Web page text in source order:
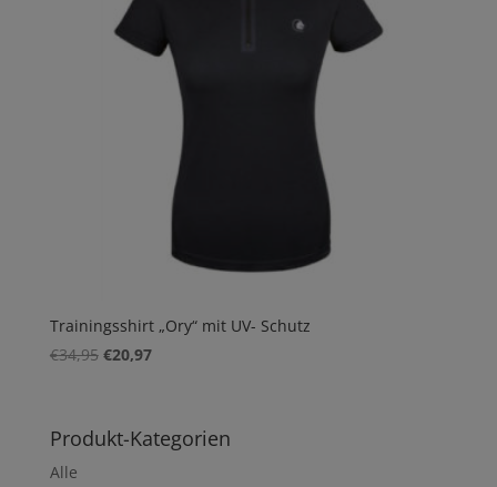
Trainingsshirt „Ory“ mit UV- Schutz
€34,95 Ursprünglicher
€34,95
€20,97Aktueller
€20,97.
Produkt-Kategorien
Alle